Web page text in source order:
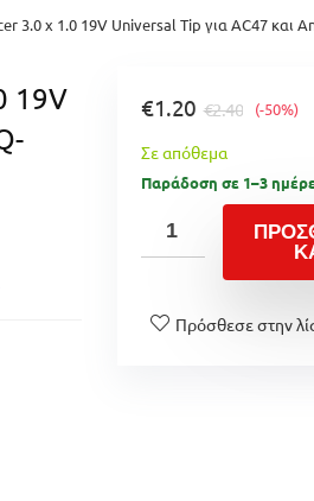
3.0 x 1.0 19V Universal Tip για AC47 και
19V
€2.40
€1.20 (-50%)
Σε απόθεμα
Παράδοση σε 1–3
Πρόσθεσε στην